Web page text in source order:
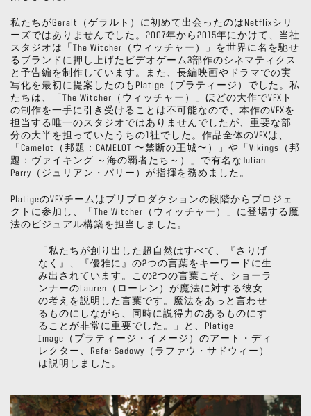
私たちがGeralt（ゲラルト）に初めて出会ったのはNetflixシリ
ーズではありませんでした。2007年から2015年にかけて、当社
スタジオは「The Witcher（ウィッチャー）」を世界に名を馳せ
るブランドに押し上げたビデオゲーム3部作のシネマティクス
と予告編を制作しています。また、長編映画やドラマでの実
写化を最初に提案したのもPlatige（プラティージ）でした。私
たちは、「The Witcher（ウィッチャー）」ほどの大作でVFXト
の制作を一手に引き受けることは不可能なので、本作のVFXを
担当する唯一のスタジオではありませんでしたが、重要な部
分の大半を担っていたうちの1社でした。作品全体のVFXは、
「Camelot（邦題：CAMELOT 〜禁断の王城〜）」や「Vikings（邦
題：ヴァイキング ～海の覇者たち～）」で有名なJulian
Parry（ジュリアン・パリー）が指揮を務めました。
PlatigeのVFXチームはプリプロダクションの段階からプロジェ
クトに参加し、「The Witcher（ウィッチャー）」に登場する魔
法のビジュアル構築を担当しました。
「私たちが創り出した超自然はすべて、『さりげ
なく』、『優雅に』の2つの言葉をキーワードに生
み出されています。この2つの言葉こそ、ショーラ
ンナーのLauren（ローレン）が魔法に対する彼女
の考えを説明した言葉です。魔法をあっと言わせ
るものにしながら、同時に説得力のあるものにす
ることが非常に重要でした。」と、Platige
Image（プラティージ・イメージ）のアート・ディ
レクター、Rafał Sadowy（ラファウ・サドウィー）
は説明しました。